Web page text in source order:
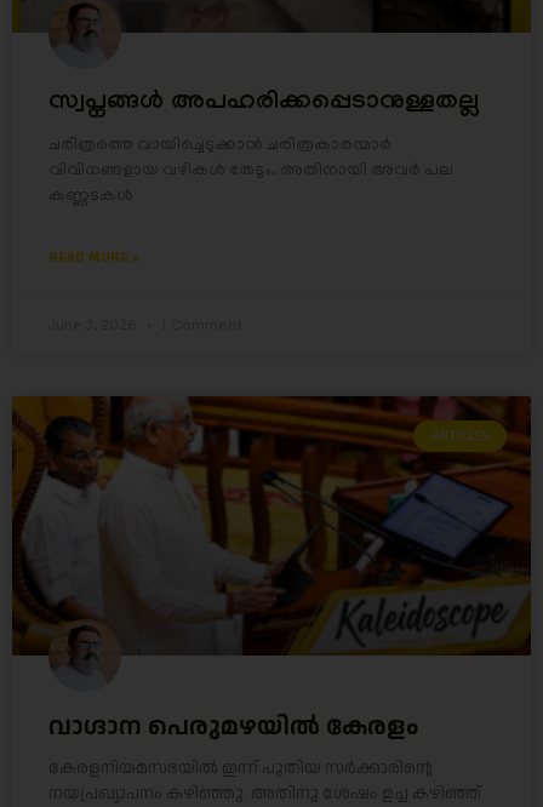
സ്വപ്നങ്ങൾ അപഹരിക്കപ്പെടാനുള്ളതല്ല
ചരിത്രത്തെ വായിച്ചെടുക്കാൻ ചരിത്രകാരന്മാർ
വിവിധങ്ങളായ വഴികൾ തേടും. അതിനായി അവർ പല
കണ്ണടകൾ
READ MORE »
ARTICLES
വാഗ്ദാന പെരുമഴയിൽ കേരളം
കേരളനിയമസഭയിൽ ഇന്ന് പുതിയ സർക്കാരിന്റെ
നയപ്രഖ്യാപനം കഴിഞ്ഞു. അതിനു ശേഷം ഉച്ച കഴിഞ്ഞ്